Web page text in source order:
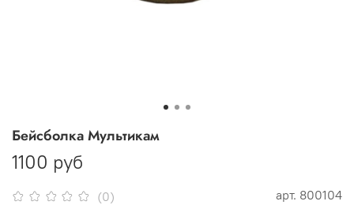
(0) арт. 800104
Бейсболка Мультикам
1100 руб